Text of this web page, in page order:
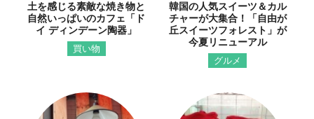
土を感じる素敵な焼き物と
自然いっぱいのカフェ「ド
イ ディンデーン陶器」
買い物
韓国の人気スイーツ＆カル
チャーが大集合！「自由が
丘スイーツフォレスト」が
今夏リニューアル
グルメ